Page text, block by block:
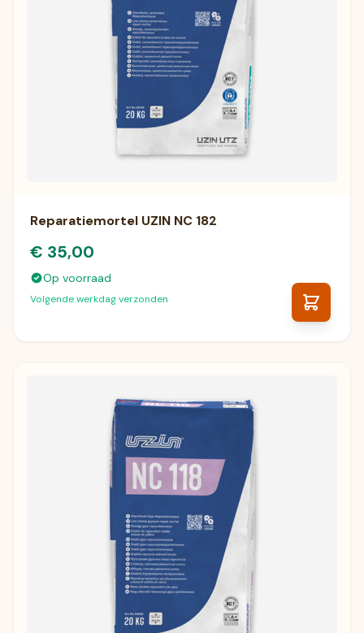
Reparatiemortel UZIN NC 182
€ 35,00
Op voorraad
Volgende werkdag verzonden